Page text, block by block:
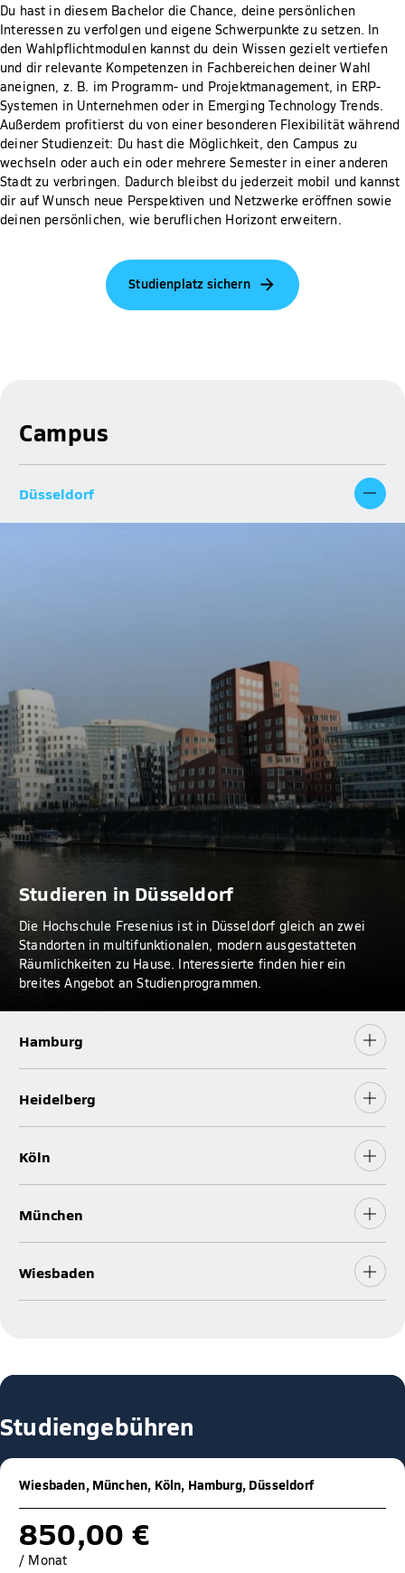
Du hast in diesem Bachelor die Chance, deine persönlichen
Interessen zu verfolgen und eigene Schwerpunkte zu setzen. In
den Wahlpflichtmodulen kannst du dein Wissen gezielt vertiefen
und dir relevante Kompetenzen in Fachbereichen deiner Wahl
aneignen, z. B. im Programm- und Projektmanagement, in ERP-
Systemen in Unternehmen oder in Emerging Technology Trends.
Außerdem profitierst du von einer besonderen Flexibilität während
deiner Studienzeit: Du hast die Möglichkeit, den Campus zu
wechseln oder auch ein oder mehrere Semester in einer anderen
Stadt zu verbringen. Dadurch bleibst du jederzeit mobil und kannst
dir auf Wunsch neue Perspektiven und Netzwerke eröffnen sowie
deinen persönlichen, wie beruflichen Horizont erweitern.
Studienplatz sichern
Campus
Düsseldorf
Studieren in Düsseldorf
Die Hochschule Fresenius ist in Düsseldorf gleich an zwei
Standorten in multifunktionalen, modern ausgestatteten
Räumlichkeiten zu Hause. Interessierte finden hier ein
breites Angebot an Studienprogrammen.
Hamburg
Heidelberg
Köln
München
Wiesbaden
Studiengebühren
Wiesbaden, München, Köln, Hamburg, Düsseldorf
850,00 €
/ Monat